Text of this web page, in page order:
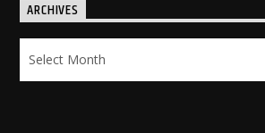
ARCHIVES